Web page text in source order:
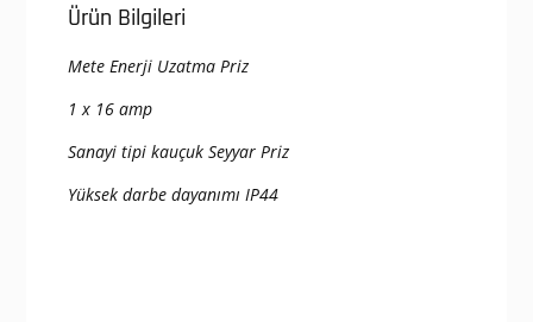
Ürün Bilgileri
Mete Enerji Uzatma Priz
1 x 16 amp
Sanayi tipi kauçuk Seyyar Priz
Yüksek darbe dayanımı IP44